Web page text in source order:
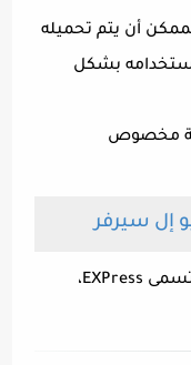
أن يتم تحميله
استخدامه بشكل
مخصوص
إل سيرفر
لقد تم استخدام العلامة التجارية التي تسمى EXPress،